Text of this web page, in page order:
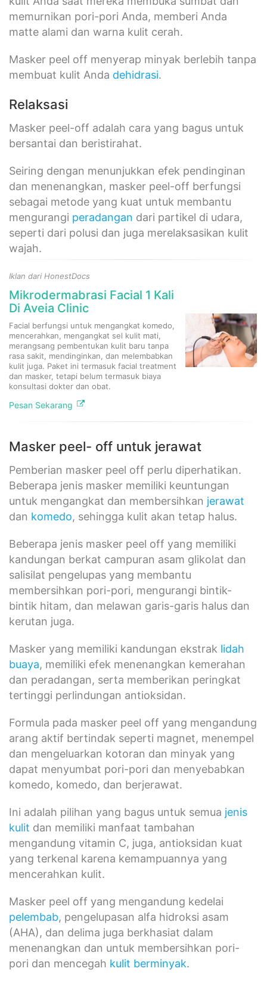
memurnikan pori-pori Anda, memberi Anda
matte alami dan warna kulit cerah.
Masker peel off menyerap minyak berlebih tanpa
membuat kulit Anda dehidrasi.
Relaksasi
Masker peel-off adalah cara yang bagus untuk
bersantai dan beristirahat.
Seiring dengan menunjukkan efek pendinginan
dan menenangkan, masker peel-off berfungsi
sebagai metode yang kuat untuk membantu
mengurangi peradangan dari partikel di udara,
seperti dari polusi dan juga merelaksasikan kulit
wajah.
Iklan dari HonestDocs
Mikrodermabrasi Facial 1 Kali
Di Aveia Clinic
Facial berfungsi untuk mengangkat komedo,
mencerahkan, mengangkat sel kulit mati,
merangsang pembentukan kulit baru tanpa
rasa sakit, mendinginkan, dan melembabkan
kulit juga. Paket ini termasuk facial treatment
dan masker, tetapi belum termasuk biaya
konsultasi dokter dan obat.​
Pesan Sekarang
Masker peel- off untuk jerawat
Pemberian masker peel off perlu diperhatikan.
Beberapa jenis masker memiliki keuntungan
untuk mengangkat dan membersihkan jerawat
dan komedo, sehingga kulit akan tetap halus.
Beberapa jenis masker peel off yang memiliki
kandungan berkat campuran asam glikolat dan
salisilat pengelupas yang membantu
membersihkan pori-pori, mengurangi bintik-
bintik hitam, dan melawan garis-garis halus dan
kerutan juga.
Masker yang memiliki kandungan ekstrak lidah
buaya, memiliki efek menenangkan kemerahan
dan peradangan, serta memberikan peringkat
tertinggi perlindungan antioksidan.
Formula pada masker peel off yang mengandung
arang aktif bertindak seperti magnet, menempel
dan mengeluarkan kotoran dan minyak yang
dapat menyumbat pori-pori dan menyebabkan
komedo, komedo, dan berjerawat.
Ini adalah pilihan yang bagus untuk semua jenis
kulit dan memiliki manfaat tambahan
mengandung vitamin C, juga, antioksidan kuat
yang terkenal karena kemampuannya yang
mencerahkan kulit.
Masker peel off yang mengandung kedelai
pelembab, pengelupasan alfa hidroksi asam
(AHA), dan delima juga berkhasiat dalam
menenangkan dan untuk membersihkan pori-
pori dan mencegah kulit berminyak.